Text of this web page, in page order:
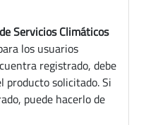
Servicios Climáticos
los usuarios
registrado, debe
producto solicitado. Si
puede hacerlo de